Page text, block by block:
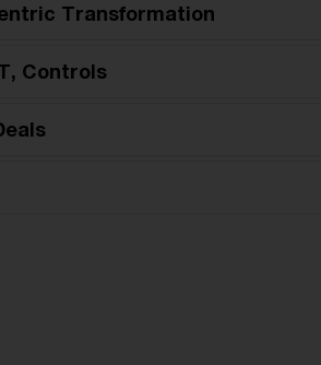
Transformation
Controls